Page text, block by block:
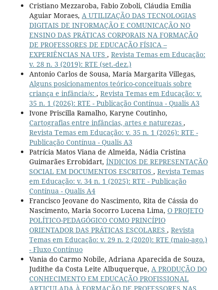
Cristiano Mezzaroba, Fabio Zoboli, Cláudia Emília
Aguiar Moraes, A UTILIZAÇÃO DAS TECNOLOGIAS
DIGITAIS DE INFORMAÇÃO E COMUNICAÇÃO NO
ENSINO DAS PRÁTICAS CORPORAIS NA FORMAÇÃO
DE PROFESSORES DE EDUCAÇÃO FÍSICA –
EXPERIÊNCIAS NA UFS , Revista Temas em Educação:
v. 28 n. 3 (2019): RTE (set.-dez.)
Antonio Carlos de Sousa, María Margarita Villegas,
Alguns posicionamentos teórico-conceituais sobre
criança e infância/s: , Revista Temas em Educação: v.
35 n. 1 (2026): RTE - Publicação Contínua - Qualis A3
Ivone Priscilla Ramalho, Karyne Coutinho,
Cartografias entre infâncias, artes e naturezas ,
Revista Temas em Educação: v. 35 n. 1 (2026): RTE -
Publicação Contínua - Qualis A3
Patrícia Matos Viana de Almeida, Nádia Cristina
Guimarães Errobidart, ÍNDICIOS DE REPRESENTAÇÃO
SOCIAL EM DOCUMENTOS ESCRITOS , Revista Temas
em Educação: v. 34 n. 1 (2025): RTE - Publicação
Contínua - Qualis A4
Francisco Jeovane do Nascimento, Rita de Cássia do
Nascimento, Maria Socorro Lucena Lima, O PROJETO
POLÍTICO-PEDAGÓGICO COMO PRINCÍPIO
ORIENTADOR DAS PRÁTICAS ESCOLARES , Revista
Temas em Educação: v. 29 n. 2 (2020): RTE (maio-ago.)
- Fluxo Contínuo
Vania do Carmo Nobile, Adriana Aparecida de Souza,
Judithe da Costa Leite Albuquerque, A PRODUÇÃO DO
CONHECIMENTO EM EDUCAÇÃO PROFISSIONAL
ARTICULADA À FORMAÇÃO DE PROFESSORES NAS